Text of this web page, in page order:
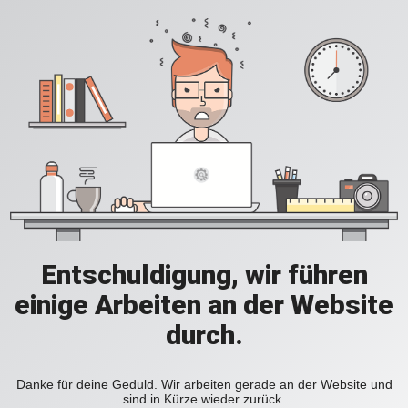
Entschuldigung, wir führen
einige Arbeiten an der Website
durch.
Danke für deine Geduld. Wir arbeiten gerade an der Website und
sind in Kürze wieder zurück.